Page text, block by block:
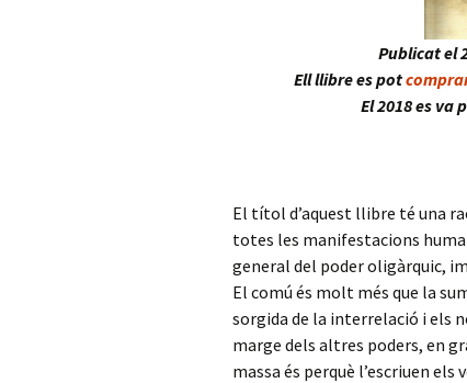
Publicat el
Ell llibre es pot
El 2018 es va
El títol d’aquest llibre té una
totes les manifestacions
general del poder oligàrquic,
El comú és molt més que la
sorgida de la interrelació i els
marge dels altres poders, en
massa és perquè l’escriuen els